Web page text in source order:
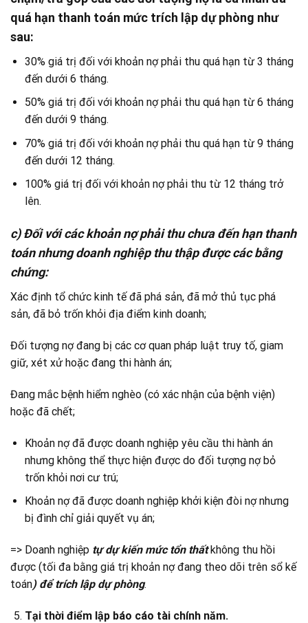
quá hạn thanh toán mức trích lập dự phòng như
sau:
30% giá trị đối với khoản nợ phải thu quá hạn từ 3 tháng
đến dưới 6 tháng.
50% giá trị đối với khoản nợ phải thu quá hạn từ 6 tháng
đến dưới 9 tháng.
70% giá trị đối với khoản nợ phải thu quá hạn từ 9 tháng
đến dưới 12 tháng.
100% giá trị đối với khoản nợ phải thu từ 12 tháng trở
lên.
c) Đối với các khoản nợ phải thu chưa đến hạn thanh
toán nhưng doanh nghiệp thu thập được các bằng
chứng:
Xác định tổ chức kinh tế đã phá sản, đã mở thủ tục phá
sản, đã bỏ trốn khỏi địa điểm kinh doanh;
Đối tượng nợ đang bị các cơ quan pháp luật truy tố, giam
giữ, xét xử hoặc đang thi hành án;
Đang mắc bệnh hiểm nghèo (có xác nhận của bệnh viện)
hoặc đã chết;
Khoản nợ đã được doanh nghiệp yêu cầu thi hành án
nhưng không thể thực hiện được do đối tượng nợ bỏ
trốn khỏi nơi cư trú;
Khoản nợ đã được doanh nghiệp khởi kiện đòi nợ nhưng
bị đình chỉ giải quyết vụ án;
=> Doanh nghiệp tự dự kiến mức tổn thấtkhông thu hồi
được (tối đa bằng giá trị khoản nợ đang theo dõi trên sổ kế
toán) để trích lập dự phòng.
Tại thời điểm lập báo cáo tài chính năm.